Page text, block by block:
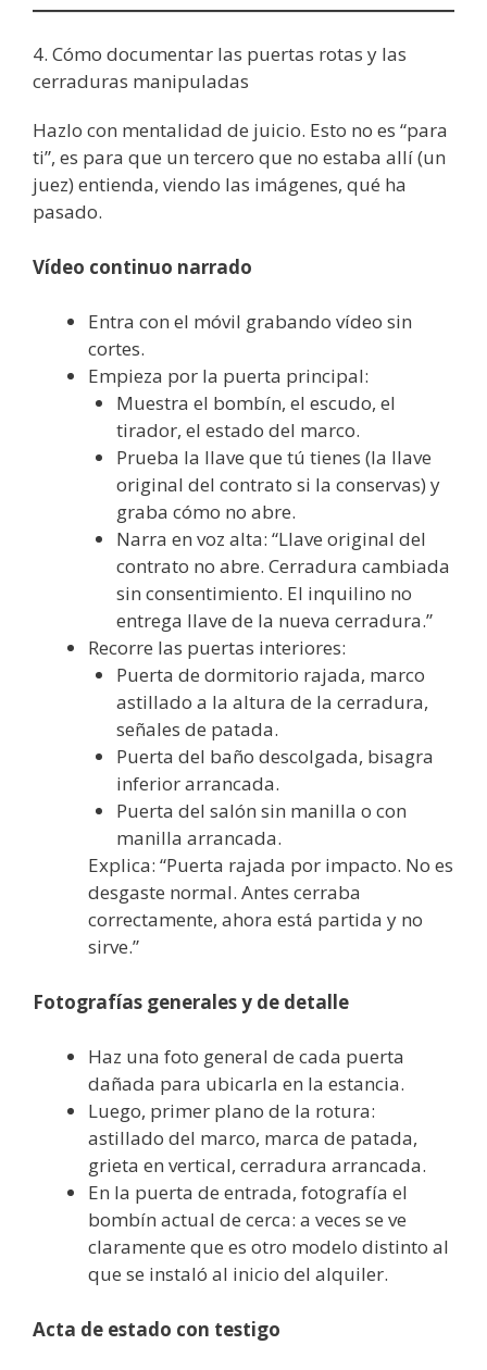
4. Cómo documentar las puertas rotas y las
cerraduras manipuladas
Hazlo con mentalidad de juicio. Esto no es “para
ti”, es para que un tercero que no estaba allí (un
juez) entienda, viendo las imágenes, qué ha
pasado.
Vídeo continuo narrado
Entra con el móvil grabando vídeo sin
cortes.
Empieza por la puerta principal:
Muestra el bombín, el escudo, el
tirador, el estado del marco.
Prueba la llave que tú tienes (la llave
original del contrato si la conservas) y
graba cómo no abre.
Narra en voz alta: “Llave original del
contrato no abre. Cerradura cambiada
sin consentimiento. El inquilino no
entrega llave de la nueva cerradura.”
Recorre las puertas interiores:
Puerta de dormitorio rajada, marco
astillado a la altura de la cerradura,
señales de patada.
Puerta del baño descolgada, bisagra
inferior arrancada.
Puerta del salón sin manilla o con
manilla arrancada.
Explica: “Puerta rajada por impacto. No es
desgaste normal. Antes cerraba
correctamente, ahora está partida y no
sirve.”
Fotografías generales y de detalle
Haz una foto general de cada puerta
dañada para ubicarla en la estancia.
Luego, primer plano de la rotura:
astillado del marco, marca de patada,
grieta en vertical, cerradura arrancada.
En la puerta de entrada, fotografía el
bombín actual de cerca: a veces se ve
claramente que es otro modelo distinto al
que se instaló al inicio del alquiler.
Acta de estado con testigo